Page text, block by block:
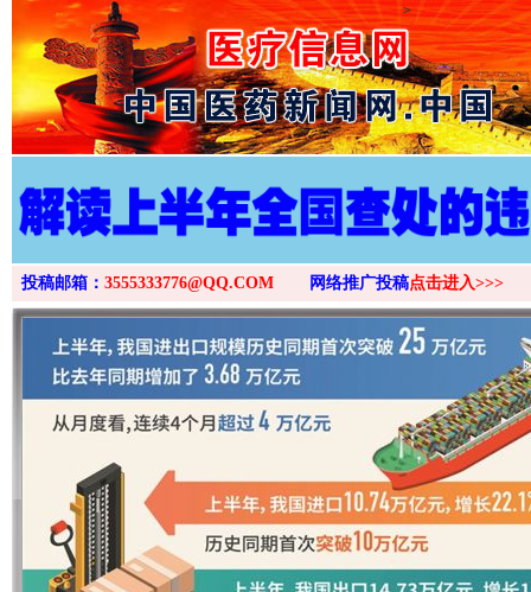
>
投稿邮箱： 3555333776@QQ.COM 网络推广投稿点击进入>>>